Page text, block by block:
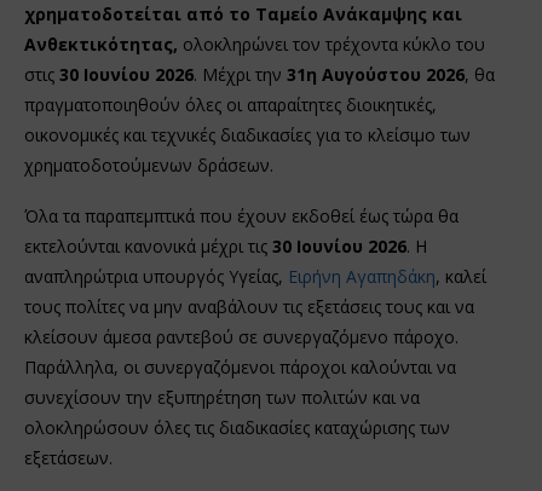
χρηματοδοτείται από το Ταμείο Ανάκαμψης και
Ανθεκτικότητας, ολοκληρώνει τον τρέχοντα κύκλο του
στις 30 Ιουνίου 2026. Μέχρι την 31η Αυγούστου 2026, θα
πραγματοποιηθούν όλες οι απαραίτητες διοικητικές,
οικονομικές και τεχνικές διαδικασίες για το κλείσιμο των
χρηματοδοτούμενων δράσεων.
Όλα τα παραπεμπτικά που έχουν εκδοθεί έως τώρα θα
εκτελούνται κανονικά μέχρι τις 30 Ιουνίου 2026. Η
αναπληρώτρια υπουργός Υγείας, Ειρήνη Αγαπηδάκη, καλεί
τους πολίτες να μην αναβάλουν τις εξετάσεις τους και να
κλείσουν άμεσα ραντεβού σε συνεργαζόμενο πάροχο.
Παράλληλα, οι συνεργαζόμενοι πάροχοι καλούνται να
συνεχίσουν την εξυπηρέτηση των πολιτών και να
ολοκληρώσουν όλες τις διαδικασίες καταχώρισης των
εξετάσεων.